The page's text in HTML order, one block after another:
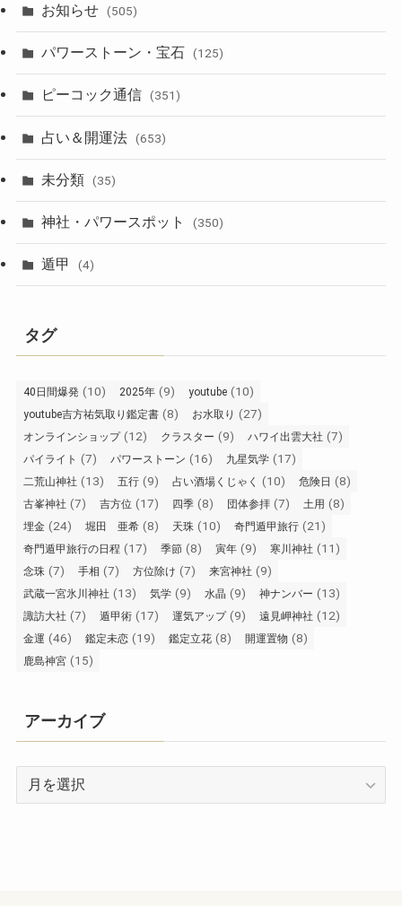
お知らせ (505)
パワーストーン・宝石 (125)
ピーコック通信 (351)
占い＆開運法 (653)
未分類 (35)
神社・パワースポット (350)
遁甲 (4)
タグ
40日間爆発 (10) 2025年 (9) youtube (10)
youtube吉方祐気取り鑑定書 (8) お水取り (27)
オンラインショップ(12) クラスター (9) ハワイ出雲大社 (7)
パイライト (7) パワーストーン (16) 九星気学 (17)
二荒山神社 (13) 五行 (9) 占い酒場くじゃく (10) 危険日 (8)
古峯神社 (7) 吉方位 (17) 四季 (8) 団体参拝 (7) 土用 (8)
埋金 (24) 堀田 亜希 (8) 天珠 (10) 奇門遁甲旅行 (21)
奇門遁甲旅行の日程 (17) 季節 (8) 寅年 (9) 寒川神社 (11)
念珠 (7) 手相 (7) 方位除け (7) 来宮神社 (9)
武蔵一宮氷川神社 (13) 気学 (9) 水晶 (9) 神ナンバー (13)
諏訪大社 (7) 遁甲術 (17) 運気アップ(9) 遠見岬神社 (12)
金運 (46) 鑑定未恋 (19) 鑑定立花 (8) 開運置物 (8)
鹿島神宮 (15)
アーカイブ
ー